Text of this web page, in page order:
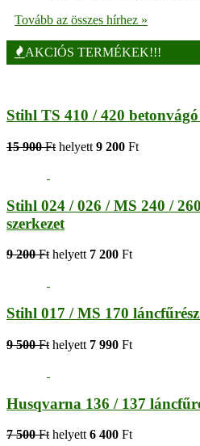
Tovább az összes hírhez »
AKCIÓS TERMÉKEK!!!
Stihl TS 410 / 420
15 900 Ft helyett 9 200 Ft
Stihl 024 / 026 / MS 240 /
szerkezet
9 200 Fthelyett 7 200 Ft
Stihl 017 / MS 170
9 500 Ft helyett 7 990 Ft
Husqvarna 136 / 137
7 500 Ft helyett 6 400 Ft